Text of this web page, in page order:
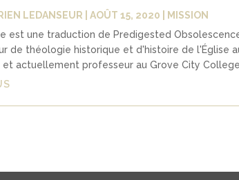
LEDANSEUR AOÛT 15, 2020
MISSION
est une traduction de Predigested
de théologie historique et d'histoire de l'Église
et actuellement professeur au Grove City